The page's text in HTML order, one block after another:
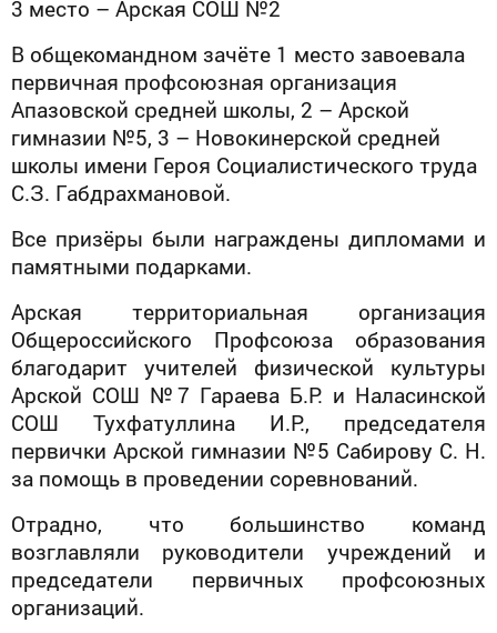
3 место – Арская СОШ №2
В общекомандном зачёте 1 место завоевала
первичная профсоюзная организация
Апазовской средней школы, 2 – Арской
гимназии №5, 3 – Новокинерской средней
школы имени Героя Социалистического труда
С.З. Габдрахмановой.
Все призёры были награждены дипломами и
памятными подарками.
Арская территориальная организация
Общероссийского Профсоюза образования
благодарит учителей физической культуры
Арской СОШ №7 Гараева Б.Р. и Наласинской
СОШ Тухфатуллина И.Р., председателя
первички Арской гимназии №5 Сабирову С. Н.
за помощь в проведении соревнований.
Отрадно, что большинство команд
возглавляли руководители учреждений и
председатели первичных профсоюзных
организаций.